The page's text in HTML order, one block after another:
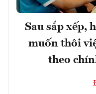
Sau sắp xếp,
muốn thôi
theo